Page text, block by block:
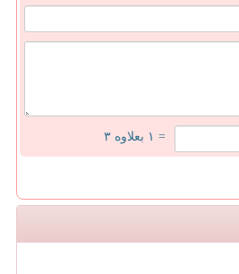
= ۱ بعلاوه ۳